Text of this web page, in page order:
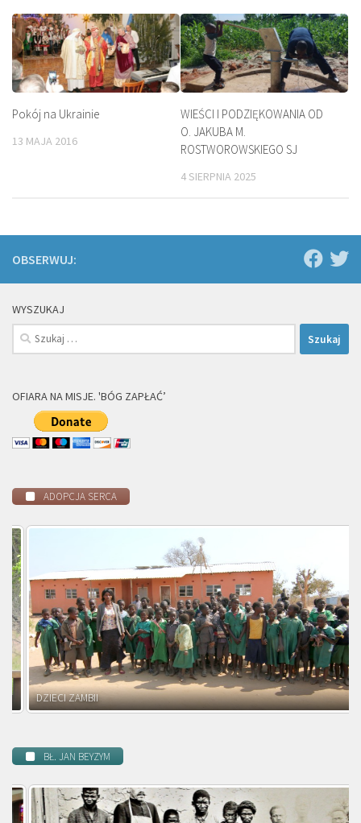
Pokój na Ukrainie
13 MAJA 2016
WIEŚCI I PODZIĘKOWANIA OD
O. JAKUBA M.
ROSTWOROWSKIEGO SJ
4 SIERPNIA 2025
OBSERWUJ:
WYSZUKAJ
Szukaj:
OFIARA NA MISJE. 'BÓG ZAPŁAĆ’
ADOPCJA SERCA
DZIECI ZAMBII
BŁ. JAN BEYZYM